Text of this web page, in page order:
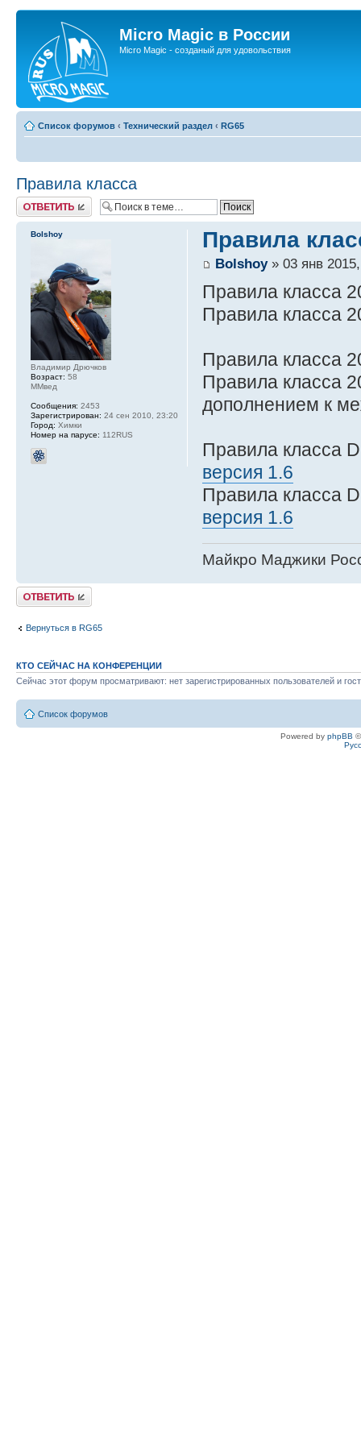
Micro Magic в России
Micro Magic - созданый для удовольствия
Список форумов ‹ Технический раздел ‹ RG65
Правила класса
Ответить
Правила
Bolshoy» 03 янв
Правила класса
Правила класса
Правила класса
Правила класса
дополнением к
Правила класса
версия 1.6
Правила класса
версия 1.6
Майкро Маджики
Bolshoy
Владимир Дрючков
Возраст: 58
ММвед
Сообщения: 2453
Зарегистрирован: 24 сен 2010, 23:20
Город: Химки
Номер на парусе: 112RUS
Ответить
Вернуться в RG65
КТО СЕЙЧАС НА КОНФЕРЕНЦИИ
Сейчас этот форум просматривают: нет зарегистрированных пользователей и
Список форумов
Powered by phpBB